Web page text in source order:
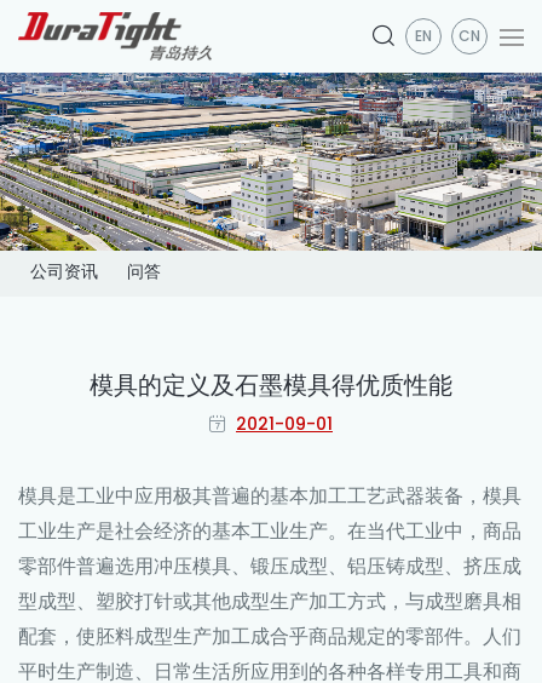
EN CN
公司资讯 问答
模具的定义及石墨模具得优质性能
2021-09-01
模具是工业中应用极其普遍的基本加工工艺武器装备，模具
工业生产是社会经济的基本工业生产。在当代工业中，商品
零部件普遍选用冲压模具、锻压成型、铝压铸成型、挤压成
型成型、塑胶打针或其他成型生产加工方式，与成型磨具相
配套，使胚料成型生产加工成合乎商品规定的零部件。人们
平时生产制造、日常生活所应用到的各种各样专用工具和商